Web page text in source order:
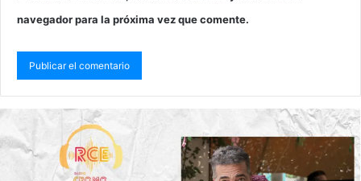
navegador para la próxima vez que comente.